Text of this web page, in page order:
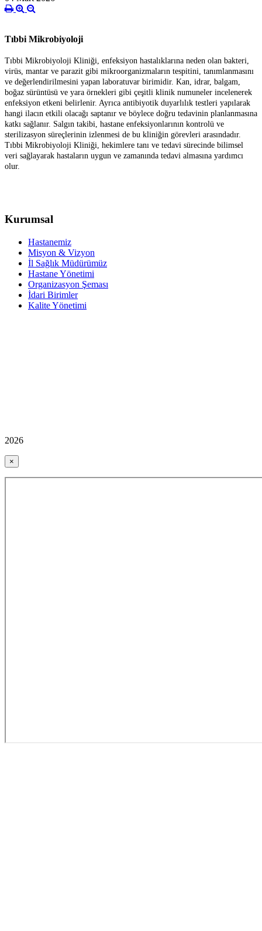
Tıbbi Mikrobiyoloji
Tıbbi Mikrobiyoloji Kliniği, enfeksiyon hastalıklarına neden olan bakteri,
virüs, mantar ve parazit gibi mikroorganizmaların tespitini, tanımlanmasını
ve değerlendirilmesini yapan laboratuvar birimidir. Kan, idrar, balgam,
boğaz sürüntüsü ve yara örnekleri gibi çeşitli klinik numuneler incelenerek
enfeksiyon etkeni belirlenir. Ayrıca antibiyotik duyarlılık testleri yapılarak
hangi ilacın etkili olacağı saptanır ve böylece doğru tedavinin planlanmasına
katkı sağlanır. Salgın takibi, hastane enfeksiyonlarının kontrolü ve
sterilizasyon süreçlerinin izlenmesi de bu kliniğin görevleri arasındadır.
Tıbbi Mikrobiyoloji Kliniği, hekimlere tanı ve tedavi sürecinde bilimsel
veri sağlayarak hastaların uygun ve zamanında tedavi almasına yardımcı
olur.
Kurumsal
Hastanemiz
Misyon & Vizyon
İl Sağlık Müdürümüz
Hastane Yönetimi
Organizasyon Şeması
İdari Birimler
Kalite Yönetimi
2026
×